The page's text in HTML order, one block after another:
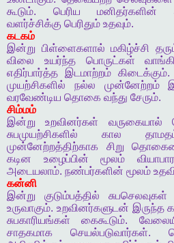
கூடும். பெரிய மனிதர்களின்
வளர்ச்சிக்கு பெரிதும் உதவும்.
கடகம்
இன்று பிள்ளைகளால் மகிழ்ச்சி
விலை
உயர்ந்த பொருட்கள் வாங்கி
எதிர்பார்த்த
இடமாற்றம் கிடைக்கும்
முயற்சிகளில்
நல்ல முன்னேற்றம்
வரவேண்டிய தொகை வந்து சேரும்.
சிம்மம்
இன்று
உறவினர்கள் வருகையால்
சுபமுயற்சிகளில்
கால
முன்னேற்றத்திற்காக
சிறு
கடின
உழைப்பின் மூலம்
அடையலாம். நண்பர்களின் மூலம்
கன்னி
இன்று
குடும்பத்தில் சுபசெலவுகள்
உருவாகும். உறவினர்களுடன் இருந்த
சுபகாரியங்கள்
கைகூடும்.
சாதகமாக
செயல்படுவார்கள்.